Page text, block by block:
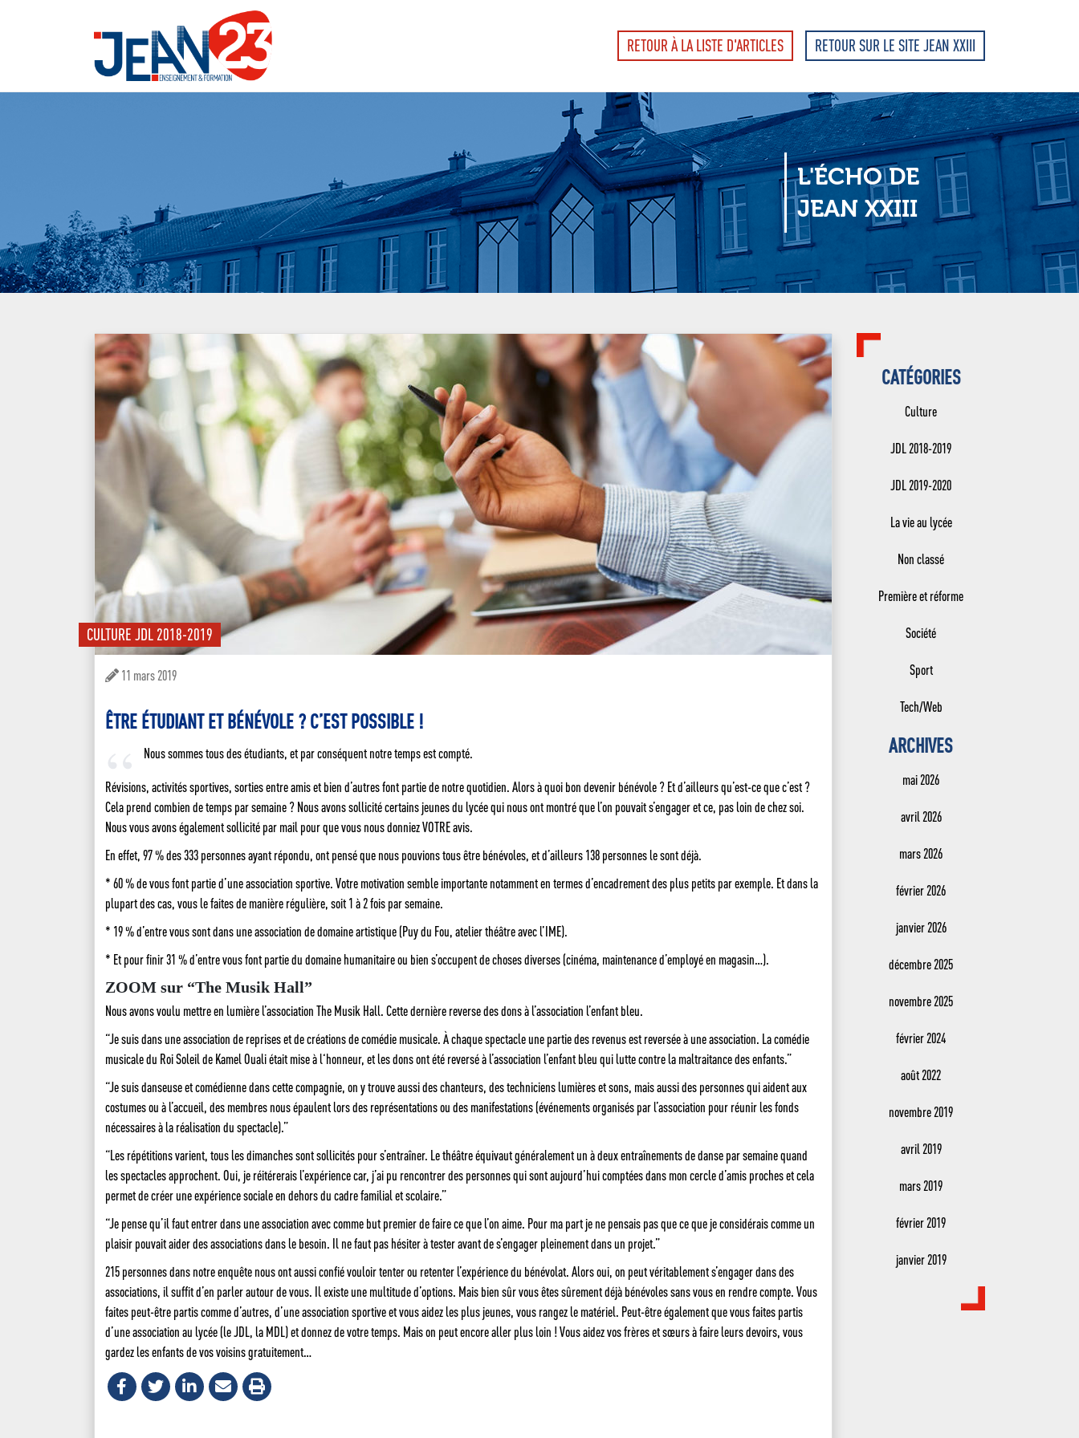
RETOUR À LA LISTE D'ARTICLES RETOUR SUR LE SITE JEAN XXIII
L'ÉCHO DE
JEAN XXIII
CULTURE JDL 2018-2019
11 mars 2019
ÊTRE ÉTUDIANT ET BÉNÉVOLE ? C’EST POSSIBLE !
Nous sommes tous des étudiants, et par conséquent notre temps est compté.
Révisions, activités sportives, sorties entre amis et bien d’autres font partie de notre quotidien. Alors à quoi bon devenir bénévole ? Et d’ailleurs qu’est-ce que c’est ?
Cela prend combien de temps par semaine ? Nous avons sollicité certains jeunes du lycée qui nous ont montré que l’on pouvait s’engager et ce, pas loin de chez soi.
Nous vous avons également sollicité par mail pour que vous nous donniez VOTRE avis.
En effet, 97 % des 333 personnes ayant répondu, ont pensé que nous pouvions tous être bénévoles, et d’ailleurs 138 personnes le sont déjà.
* 60 % de vous font partie d’une association sportive. Votre motivation semble importante notamment en termes d’encadrement des plus petits par exemple. Et dans la
plupart des cas, vous le faites de manière régulière, soit 1 à 2 fois par semaine.
* 19 % d’entre vous sont dans une association de domaine artistique (Puy du Fou, atelier théâtre avec l’IME).
* Et pour finir 31 % d’entre vous font partie du domaine humanitaire ou bien s’occupent de choses diverses (cinéma, maintenance d’employé en magasin…).
ZOOM sur “The Musik Hall”
Nous avons voulu mettre en lumière l’association The Musik Hall. Cette dernière reverse des dons à l’association l’enfant bleu.
“Je suis dans une association de reprises et de créations de comédie musicale. À chaque spectacle une partie des revenus est reversée à une association. La comédie
musicale du Roi Soleil de Kamel Ouali était mise à l‘honneur, et les dons ont été reversé à l’association l’enfant bleu qui lutte contre la maltraitance des enfants.”
“Je suis danseuse et comédienne dans cette compagnie, on y trouve aussi des chanteurs, des techniciens lumières et sons, mais aussi des personnes qui aident aux
costumes ou à l’accueil, des membres nous épaulent lors des représentations ou des manifestations (événements organisés par l’association pour réunir les fonds
nécessaires à la réalisation du spectacle).”
“Les répétitions varient, tous les dimanches sont sollicités pour s’entraîner. Le théâtre équivaut généralement un à deux entraînements de danse par semaine quand
les spectacles approchent. Oui, je réitérerais l’expérience car, j’ai pu rencontrer des personnes qui sont aujourd’hui comptées dans mon cercle d’amis proches et cela
permet de créer une expérience sociale en dehors du cadre familial et scolaire.”
“Je pense qu’il faut entrer dans une association avec comme but premier de faire ce que l’on aime. Pour ma part je ne pensais pas que ce que je considérais comme un
plaisir pouvait aider des associations dans le besoin. Il ne faut pas hésiter à tester avant de s’engager pleinement dans un projet.”
215 personnes dans notre enquête nous ont aussi confié vouloir tenter ou retenter l’expérience du bénévolat. Alors oui, on peut véritablement s’engager dans des
associations, il suffit d’en parler autour de vous. Il existe une multitude d’options. Mais bien sûr vous êtes sûrement déjà bénévoles sans vous en rendre compte. Vous
faites peut-être partis comme d’autres, d’une association sportive et vous aidez les plus jeunes, vous rangez le matériel. Peut-être également que vous faites partis
d’une association au lycée (le JDL, la MDL) et donnez de votre temps. Mais on peut encore aller plus loin ! Vous aidez vos frères et sœurs à faire leurs devoirs, vous
gardez les enfants de vos voisins gratuitement…
CATÉGORIES
Culture
JDL 2018-2019
JDL 2019-2020
La vie au lycée
Non classé
Première et réforme
Société
Sport
Tech/Web
ARCHIVES
mai 2026
avril 2026
mars 2026
février 2026
janvier 2026
décembre 2025
novembre 2025
février 2024
août 2022
novembre 2019
avril 2019
mars 2019
février 2019
janvier 2019